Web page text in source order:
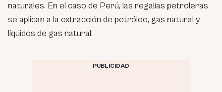
naturales. En el caso de Perú, las regalías petroleras
se aplican a la extracción de petróleo, gas natural y
líquidos de gas natural.
PUBLICIDAD